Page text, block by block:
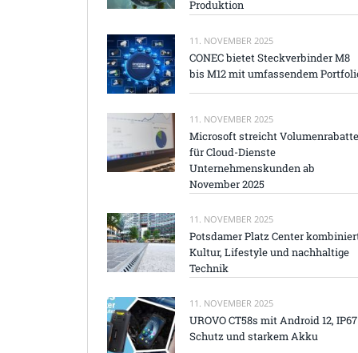
Produktion
11. NOVEMBER 2025
CONEC bietet Steckverbinder M8
bis M12 mit umfassendem
11. NOVEMBER 2025
Microsoft streicht Volumenrabatte
für Cloud-Dienste
Unternehmenskunden ab
November 2025
11. NOVEMBER 2025
Potsdamer Platz Center
Kultur, Lifestyle und nachhaltige
Technik
11. NOVEMBER 2025
UROVO CT58s mit Android 12,
Schutz und starkem Akku